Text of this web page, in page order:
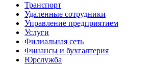
Транспорт
Удаленные сотрудники
Управление предприятием
Услуги
Филиальная сеть
Финансы и бухгалтерия
Юрслужба